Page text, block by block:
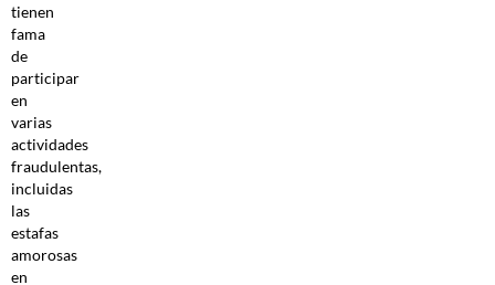
tienen
fama
de
participar
en
varias
actividades
fraudulentas,
incluidas
las
estafas
amorosas
en